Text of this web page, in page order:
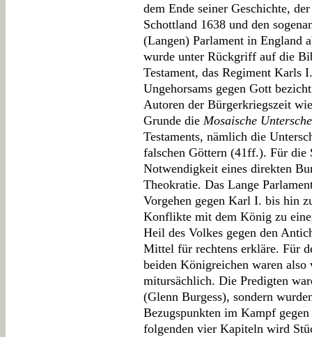
dem Ende seiner Geschichte,
Schottland 1638 und den
(Langen) Parlament in England
wurde unter Rückgriff auf die
Testament, das Regiment Karls
Ungehorsams gegen Gott
Autoren der Bürgerkriegszeit
Grunde die Mosaische
Testaments, nämlich die
falschen Göttern (41ff.). Für die
Notwendigkeit eines direkten
Theokratie. Das Lange
Vorgehen gegen Karl I. bis hin
Konflikte mit dem König zu
Heil des Volkes gegen den
Mittel für rechtens erkläre. Für
beiden Königreichen waren
mitursächlich. Die Predigten
(Glenn Burgess), sondern
Bezugspunkten im Kampf
folgenden vier Kapiteln wird